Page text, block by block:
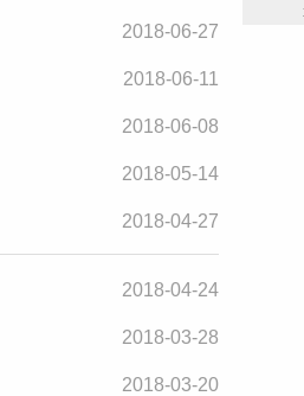
2018-06-27
2018-06-11
2018-06-08
2018-05-14
2018-04-27
2018-04-24
2018-03-28
2018-03-20